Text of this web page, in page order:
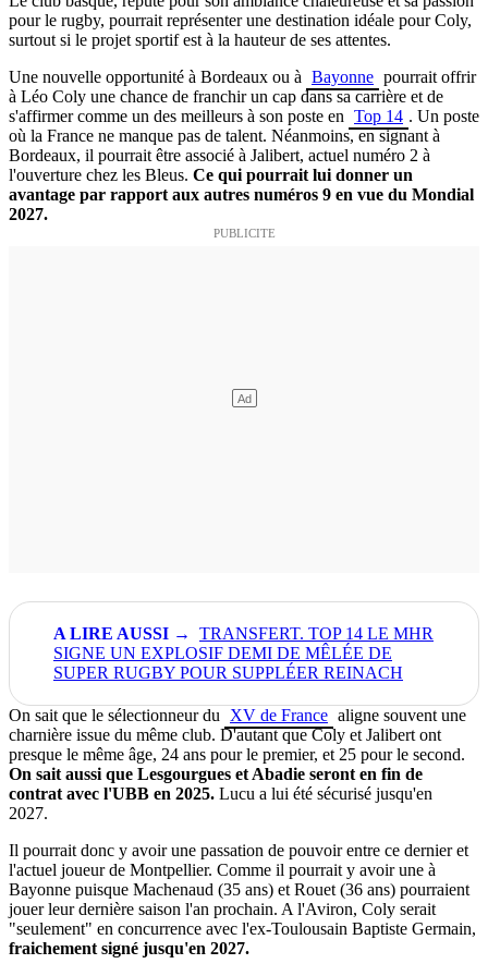
pour le rugby, pourrait représenter une destination idéale pour Coly,
surtout si le projet sportif est à la hauteur de ses attentes.
Une nouvelle opportunité à Bordeaux ou à Bayonne pourrait offrir
à Léo Coly une chance de franchir un cap dans sa carrière et de
s'affirmer comme un des meilleurs à son poste en Top 14 . Un poste
où la France ne manque pas de talent. Néanmoins, en signant à
Bordeaux, il pourrait être associé à Jalibert, actuel numéro 2 à
l'ouverture chez les Bleus. Ce qui pourrait lui donner un
avantage par rapport aux autres numéros 9 en vue du Mondial
2027.
TRANSFERT. TOP 14 LE MHR
SIGNE UN EXPLOSIF DEMI DE MÊLÉE DE
SUPER RUGBY POUR SUPPLÉER REINACH
On sait que le sélectionneur du XV de France aligne souvent une
charnière issue du même club. D'autant que Coly et Jalibert ont
presque le même âge, 24 ans pour le premier, et 25 pour le second.
On sait aussi que Lesgourgues et Abadie seront en fin de
contrat avec l'UBB en 2025. Lucu a lui été sécurisé jusqu'en
2027.
Il pourrait donc y avoir une passation de pouvoir entre ce dernier et
l'actuel joueur de Montpellier. Comme il pourrait y avoir une à
Bayonne puisque Machenaud (35 ans) et Rouet (36 ans) pourraient
jouer leur dernière saison l'an prochain. A l'Aviron, Coly serait
"seulement" en concurrence avec l'ex-Toulousain Baptiste Germain,
fraichement signé jusqu'en 2027.